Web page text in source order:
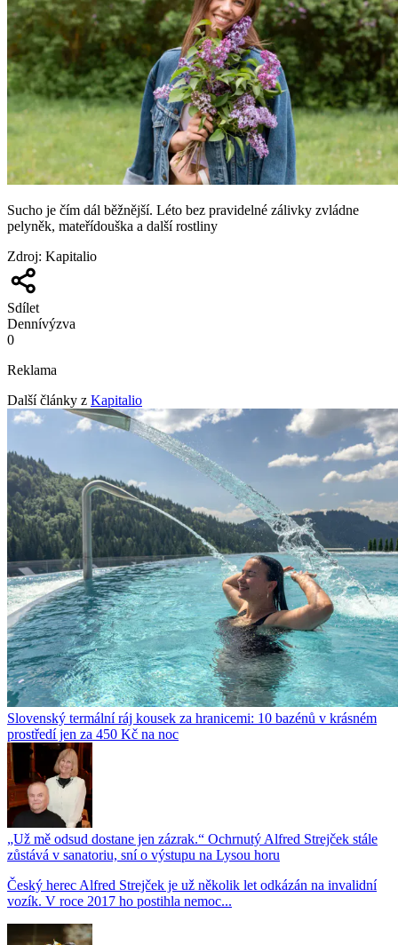
Sucho je čím dál běžnější. Léto bez pravidelné zálivky zvládne
pelyněk, mateřídouška a další rostliny
Zdroj: Kapitalio
Sdílet
Dennívýzva
0
Reklama
Další články z Kapitalio
Slovenský termální ráj kousek za hranicemi: 10 bazénů v krásném
prostředí jen za 450 Kč na noc
„Už mě odsud dostane jen zázrak.“ Ochrnutý Alfred Strejček stále
zůstává v sanatoriu, sní o výstupu na Lysou horu
Český herec Alfred Strejček je už několik let odkázán na invalidní
vozík. V roce 2017 ho postihla nemoc...